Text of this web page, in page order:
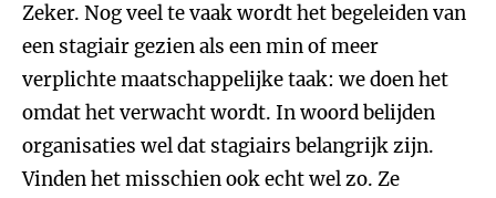
Zeker. Nog veel te vaak wordt het begeleiden van
een stagiair gezien als een min of meer
verplichte maatschappelijke taak: we doen het
omdat het verwacht wordt. In woord belijden
organisaties wel dat stagiairs belangrijk zijn.
Vinden het misschien ook echt wel zo. Ze